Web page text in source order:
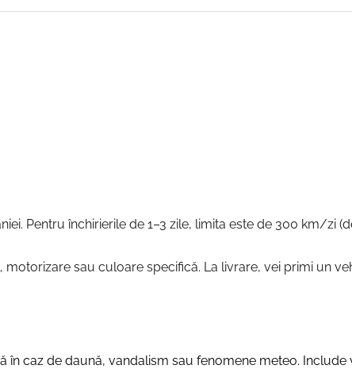
Pentru închirierile de 1–3 zile, limita este de 300 km/zi
sau culoare specifică. La livrare, vei primi un
în caz de daună, vandalism sau fenomene meteo. Include